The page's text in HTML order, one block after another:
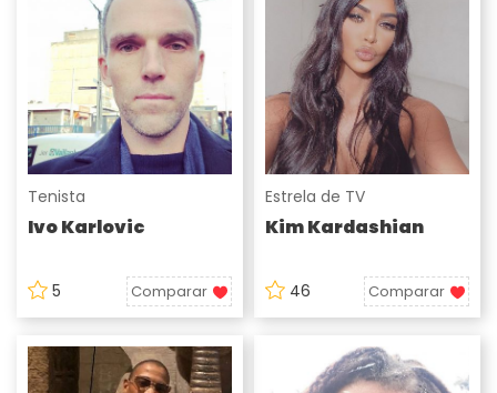
Tenista
Ivo Karlovic
5 Comparar
Estrela de TV
Kim Kardashian
46 Comparar